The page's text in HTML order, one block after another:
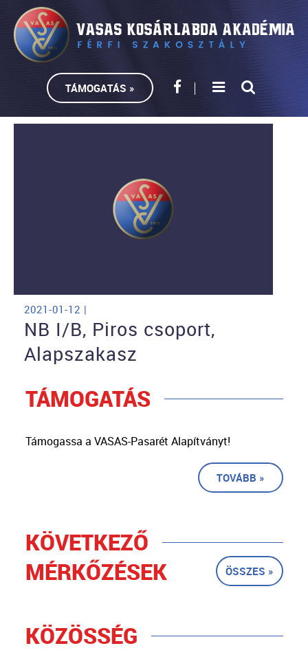
TÁMOGATÁS »
2021-01-12 |
NB I/B, Piros csoport,
Alapszakasz
TÁMOGATÁS
Támogassa a VASAS-Pasarét Alapítványt!
TOVÁBB »
KÖVETKEZŐ
MÉRKŐZÉSEK
ÖSSZES »
KÖZÖSSÉG